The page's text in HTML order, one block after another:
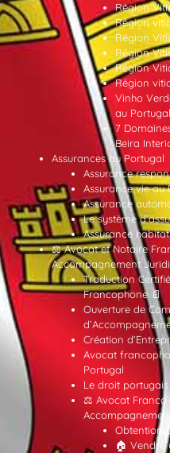
Région
Région
Région
Région
Région
Région
Vinho
au Portugal
7
Beira
Assurances au Portugal
Assurance
Assurance vie au
Assurance
Le système
Assurance
⚖️ Avocat et Notaire
Accompagnement
Traduction
Francophone 📄
Ouverture de
Création
Avocat
Portugal
Le droit portugais
⚖️ Avocat Franco-
Obtention
🏠 Vendre